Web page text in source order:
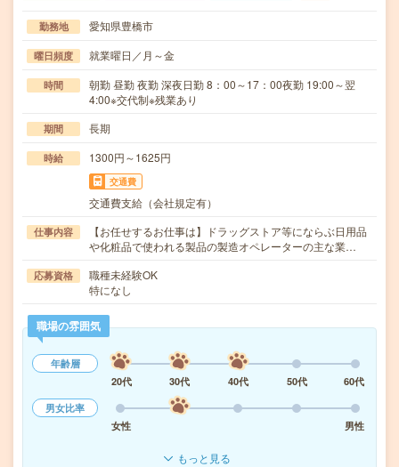
勤務地 愛知県豊橋市
曜日頻度 就業曜日／月～金
時間
朝勤 昼勤 夜勤 深夜日勤 8：00～17：00夜勤 19:00～翌
4:00※交代制※残業あり
期間 長期
時給 1300円～1625円
交通費
交通費支給（会社規定有）
仕事内容
【お任せするお仕事は】ドラッグストア等にならぶ日用品
や化粧品で使われる製品の製造オペレーターの主な業…
応募資格
職種未経験OK
特になし
職場の雰囲気
年齢層
20代
30代 40代 50代
60代
男女比率
女性
男性
もっと見る